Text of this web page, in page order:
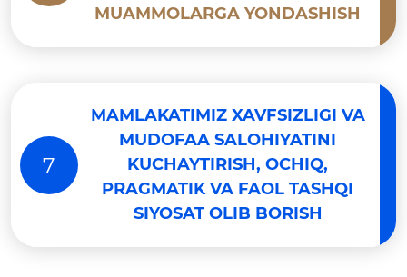
MUAMMOLARGA YONDASHISH
7
MAMLAKATIMIZ XAVFSIZLIGI VA
MUDOFAA SALOHIYATINI
KUCHAYTIRISH, OCHIQ,
PRAGMATIK VA FAOL TASHQI
SIYOSAT OLIB BORISH